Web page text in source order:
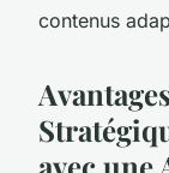
contenus